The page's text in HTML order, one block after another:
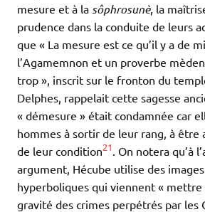
mesure et à la sôphrosunè, la
prudence dans la conduite de leurs
que « La mesure est ce qu’il y a de
l’Agamemnon et un proverbe
trop », inscrit sur le fronton du
Delphes, rappelait cette sagesse
« démesure » était condamnée car
hommes à sortir de leur rang, à être
de leur condition21
. On notera qu’à
argument, Hécube utilise des
hyperboliques qui viennent « mettre
gravité des crimes perpétrés par les